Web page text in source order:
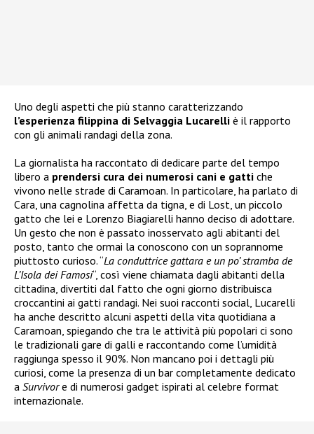
Uno degli aspetti che più stanno caratterizzando
l’esperienza filippina di Selvaggia Lucarelli è il rapporto
con gli animali randagi della zona.
La giornalista ha raccontato di dedicare parte del tempo
libero a prendersi cura dei numerosi cani e gatti che
vivono nelle strade di Caramoan. In particolare, ha parlato di
Cara, una cagnolina affetta da tigna, e di Lost, un piccolo
gatto che lei e Lorenzo Biagiarelli hanno deciso di adottare.
Un gesto che non è passato inosservato agli abitanti del
posto, tanto che ormai la conoscono con un soprannome
piuttosto curioso. “La conduttrice gattara e un po’ stramba de
L’Isola dei Famosi“, così viene chiamata dagli abitanti della
cittadina, divertiti dal fatto che ogni giorno distribuisca
croccantini ai gatti randagi. Nei suoi racconti social, Lucarelli
ha anche descritto alcuni aspetti della vita quotidiana a
Caramoan, spiegando che tra le attività più popolari ci sono
le tradizionali gare di galli e raccontando come l’umidità
raggiunga spesso il 90%. Non mancano poi i dettagli più
curiosi, come la presenza di un bar completamente dedicato
a Survivore di numerosi gadget ispirati al celebre format
internazionale.